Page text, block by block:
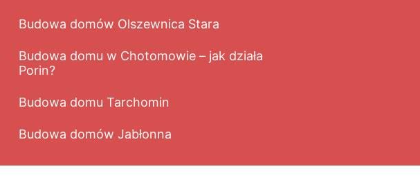
Budowa domów Olszewnica Stara
Budowa domu w Chotomowie – jak działa
Porin?
Budowa domu Tarchomin
Budowa domów Jabłonna